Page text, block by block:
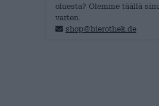
oluesta? Olemme täällä
varten.
shop@bierothek.de